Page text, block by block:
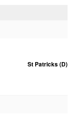
St Patricks (D)